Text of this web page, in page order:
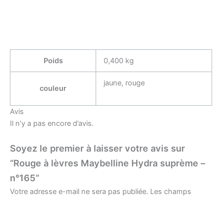
Poids 0,400 kg
couleur
jaune, rouge
Avis
Il n’y a pas encore d’avis.
Soyez le premier à laisser votre avis sur
“Rouge à lèvres Maybelline Hydra suprème –
n°165”
Votre adresse e-mail ne sera pas publiée. Les champs